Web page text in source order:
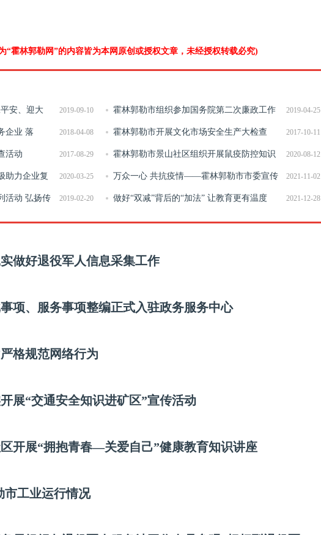
“霍林郭勒网”的内容皆为本网原创或授权文章，未经授权转载必究)
2019-09-10
安、迎大
会
2019-04-25
霍林郭勒市组织参加国务院第二次廉政工作
会议
2018-04-08
企业 落 2017-10-11
霍林郭勒市开展文化市场安全生产大检查
2017-08-29
活动 2020-08-12
霍林郭勒市景山社区组织开展鼠疫防控知识
专题学习会
2020-03-25
助力企业复 2021-11-02
万众一心 共抗疫情——霍林郭勒市市委宣传
部向全市各新时代文明实践站和志愿服务组织发放志愿者
防疫物资
2019-02-20
活动 弘扬传 2021-12-28
做好“双减”背后的“加法” 让教育更有温度
做好退役军人信息采集工作
项、服务事项整编正式入驻政务服务中心
格规范网络行为
展“交通安全知识进矿区”宣传活动
开展“拥抱青春—关爱自己”健康教育知识讲座
市工业运行情况